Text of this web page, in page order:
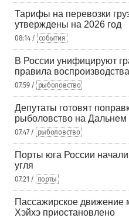
Тарифы на перевозки
утверждены на 2026 год
08:14 / события
В России унифицируют
правила
07:59 / рыболовство
Депутаты готовят
рыболовство на Дальнем
07:47 / рыболовство
Порты юга России
угля
07:21 / порты
Пассажирское движение
Хэйхэ приостановлено